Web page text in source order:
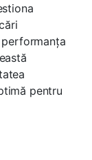
pentru